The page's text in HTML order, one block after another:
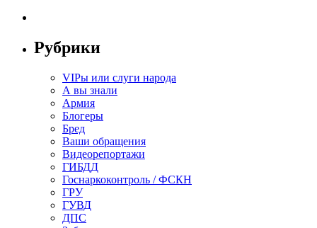
Рубрики
VIPы или слуги народа
А вы знали
Армия
Блогеры
Бред
Ваши обращения
Видеорепортажи
ГИБДД
Госнаркоконтроль / ФСКН
ГРУ
ГУВД
ДПС